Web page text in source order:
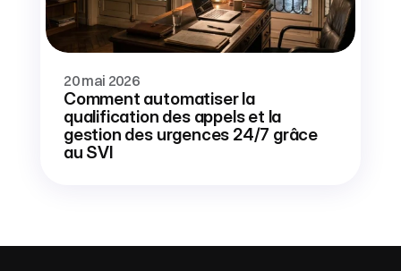
20 mai 2026
Comment automatiser la
qualification des appels et la
gestion des urgences 24/7 grâce
au SVI